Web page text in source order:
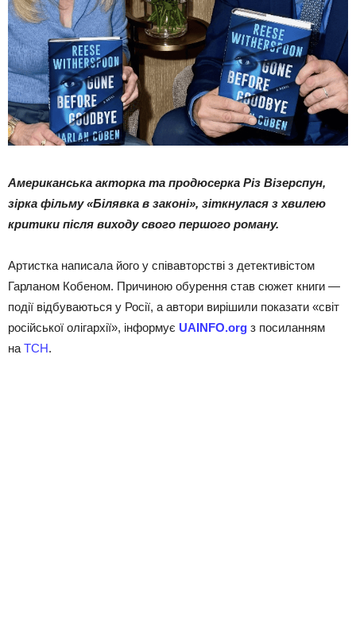
Американська акторка та продюсерка Різ Візерспун,
зірка фільму «Білявка в законі», зіткнулася з хвилею
критики після виходу свого першого роману.
Артистка написала його у співавторстві з детективістом
Гарланом Кобеном. Причиною обурення став сюжет книги —
події відбуваються у Росії, а автори вирішили показати «світ
російської олігархії», інформує UAINFO.org з посиланням
на ТСН.